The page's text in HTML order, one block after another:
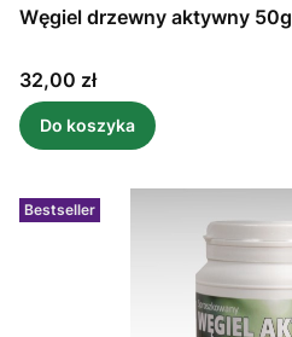
Węgiel drzewny aktywny 50g
Cena
32,00 zł
Do koszyka
Bestseller